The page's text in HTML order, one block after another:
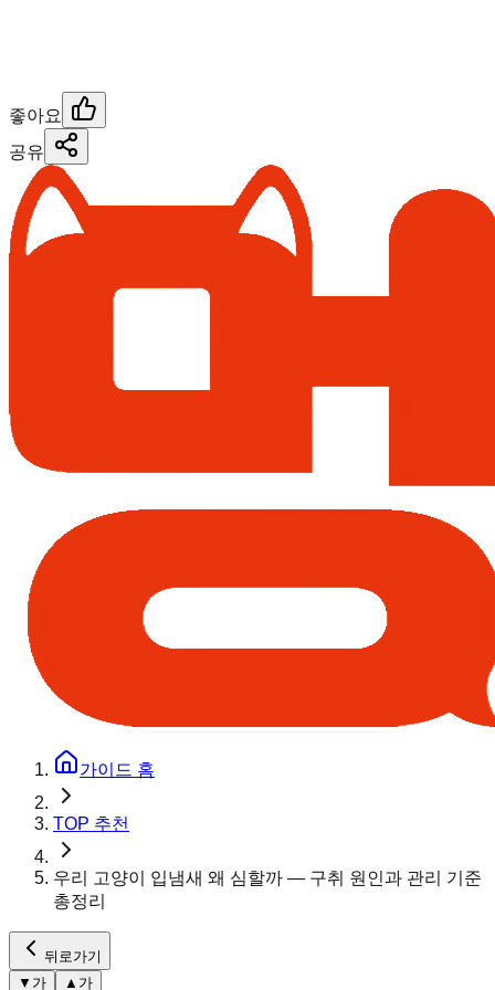
좋아요
공유
가이드 홈
TOP 추천
우리 고양이 입냄새 왜 심할까 — 구취 원인과 관리 기준
총정리
뒤로가기
▼ 가 ▲ 가